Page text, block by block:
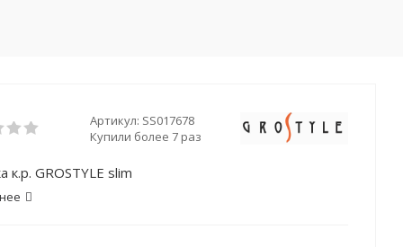
Артикул: SS017678
Купили более 7 раз
к.р. GROSTYLE slim